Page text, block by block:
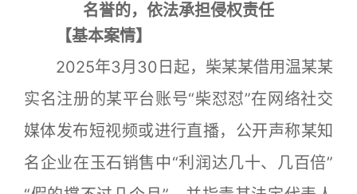
名誉的，依法承担侵权责任
【基本案情】
2025年3月30日起，柴某某借用温某某
实名注册的某平台账号“柴怼怼”在网络社交
媒体发布短视频或进行直播，公开声称某知
名企业在玉石销售中“利润达几十、几百倍”